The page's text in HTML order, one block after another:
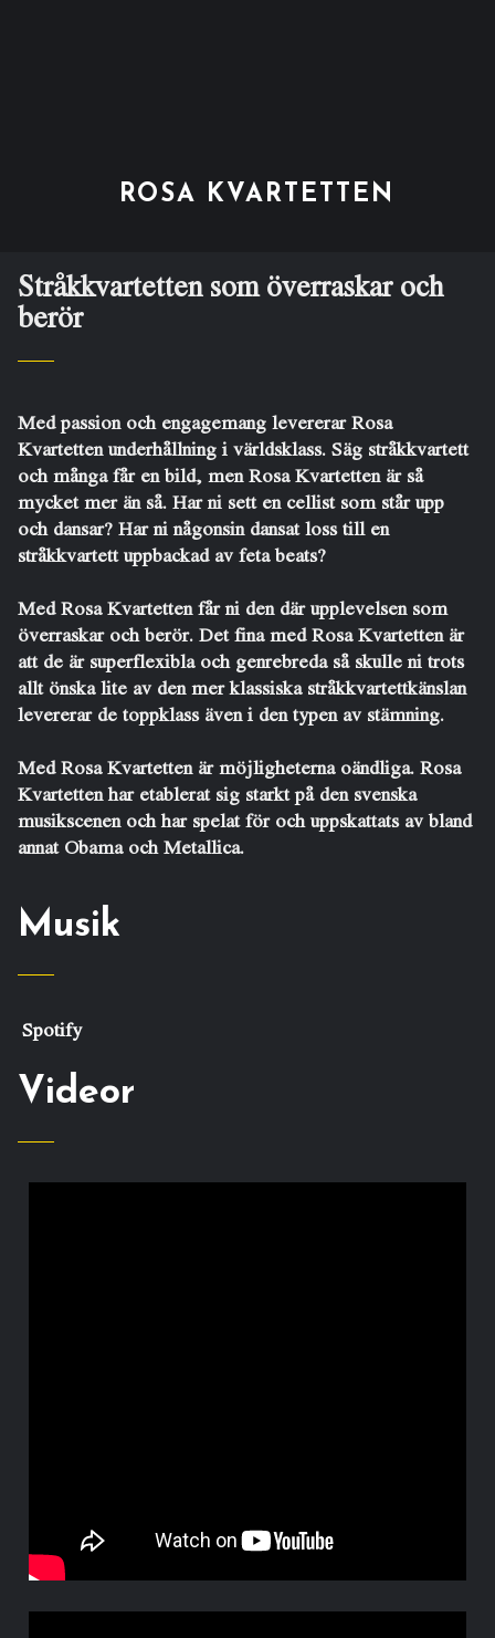
ROSA KVARTETTEN
Stråkkvartetten som överraskar och
berör
Med passion och engagemang levererar Rosa
Kvartetten underhållning i världsklass. Säg stråkkvartett
och många får en bild, men Rosa Kvartetten är så
mycket mer än så. Har ni sett en cellist som står upp
och dansar? Har ni någonsin dansat loss till en
stråkkvartett uppbackad av feta beats?
Med Rosa Kvartetten får ni den där upplevelsen som
överraskar och berör. Det fina med Rosa Kvartetten är
att de är superflexibla och genrebreda så skulle ni trots
allt önska lite av den mer klassiska stråkkvartettkänslan
levererar de toppklass även i den typen av stämning.
Med Rosa Kvartetten är möjligheterna oändliga. Rosa
Kvartetten har etablerat sig starkt på den svenska
musikscenen och har spelat för och uppskattats av bland
annat Obama och Metallica.
Musik
Spotify
Videor